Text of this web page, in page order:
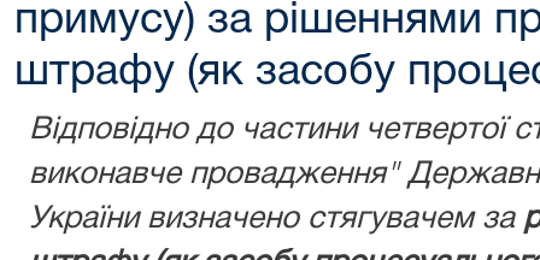
примусу) за рішеннями
штрафу (як засобу
Відповідно до частини четвертої
виконавче провадження"
України визначено стягувачем за